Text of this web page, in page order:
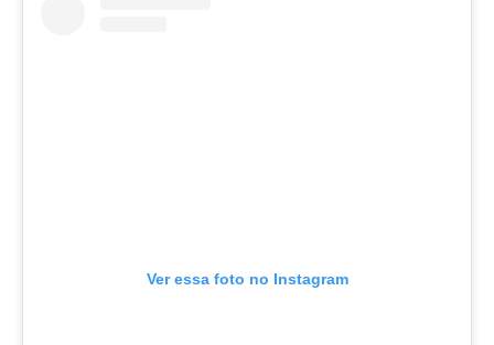
Ver essa foto no Instagram